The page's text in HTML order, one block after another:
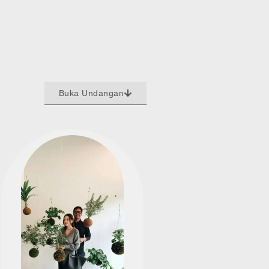
Buka Undangan